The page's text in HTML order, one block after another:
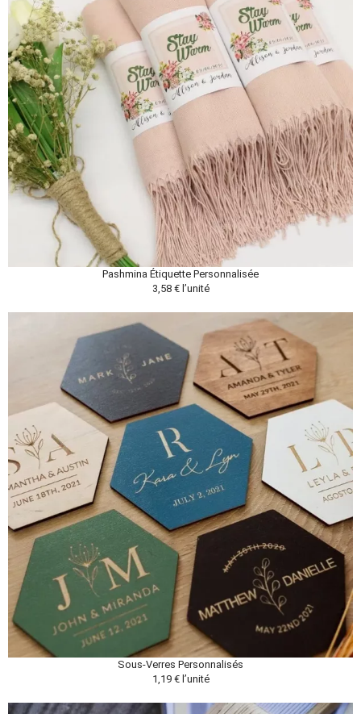
Pashmina Étiquette Personnalisée
3,58 € l’unité
Sous-Verres Personnalisés
1,19 € l’unité